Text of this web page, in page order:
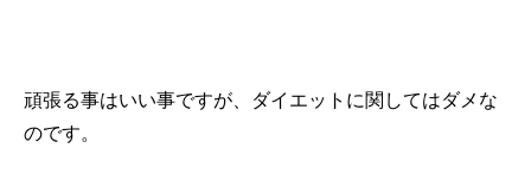
頑張る事はいい事ですが、ダイエットに関してはダメな
のです。